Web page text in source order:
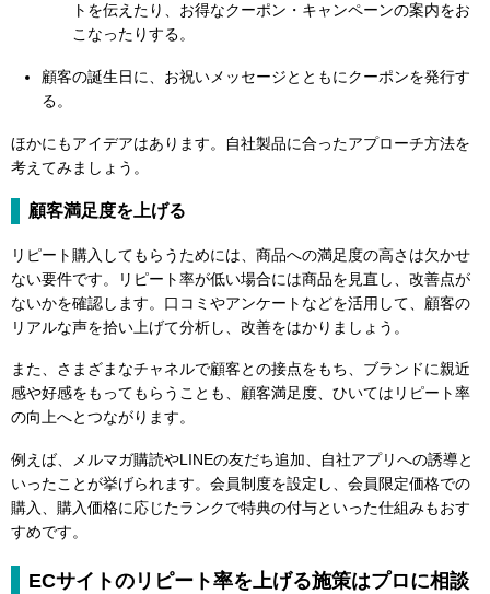
トを伝えたり、お得なクーポン・キャンペーンの案内をお
こなったりする。
顧客の誕生日に、お祝いメッセージとともにクーポンを発行す
る。
ほかにもアイデアはあります。自社製品に合ったアプローチ方法を
考えてみましょう。
顧客満足度を上げる
リピート購入してもらうためには、商品への満足度の高さは欠かせ
ない要件です。リピート率が低い場合には商品を見直し、改善点が
ないかを確認します。口コミやアンケートなどを活用して、顧客の
リアルな声を拾い上げて分析し、改善をはかりましょう。
また、さまざまなチャネルで顧客との接点をもち、ブランドに親近
感や好感をもってもらうことも、顧客満足度、ひいてはリピート率
の向上へとつながります。
例えば、メルマガ購読やLINEの友だち追加、自社アプリへの誘導と
いったことが挙げられます。会員制度を設定し、会員限定価格での
購入、購入価格に応じたランクで特典の付与といった仕組みもおす
すめです。
ECサイトのリピート率を上げる施策はプロに相談